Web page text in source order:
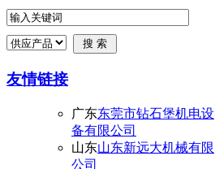
友情链接
广东东莞市钻石堡机电设
备有限公司
山东山东新远大机械有限
公司